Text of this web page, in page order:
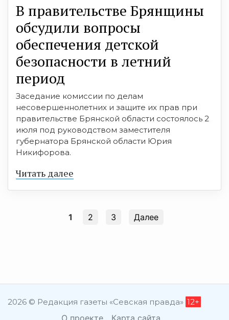
В правительстве Брянщины
обсудили вопросы
обеспечения детской
безопасности в летний
период
Заседание комиссии по делам
несовершеннолетних и защите их прав при
правительстве Брянской области состоялось 2
июля под руководством заместителя
губернатора Брянской области Юрия
Никифорова.
Читать далее
1 2 3 Далее
2026 © Редакция газеты «Севская правда» 12+
О проекте Карта сайта